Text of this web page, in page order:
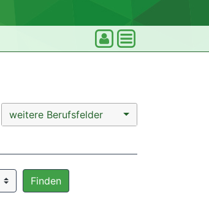
weitere Berufsfelder
Finden